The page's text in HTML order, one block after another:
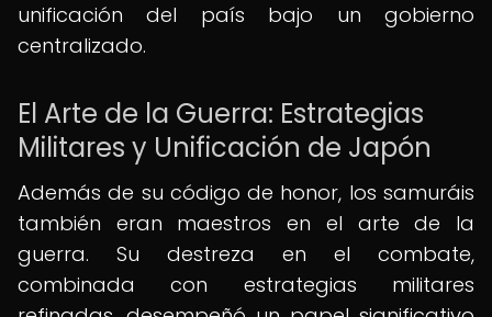
unificación del país bajo un gobierno
centralizado.
El Arte de la Guerra: Estrategias
Militares y Unificación de Japón
Además de su código de honor, los samuráis
también eran maestros en el arte de la
guerra. Su destreza en el combate,
combinada con estrategias militares